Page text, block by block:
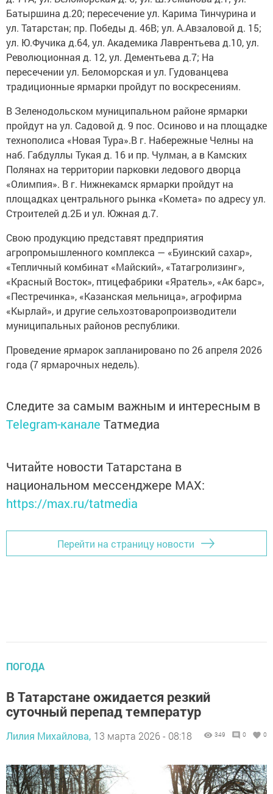
Батыршина д.20; пересечение ул. Карима Тинчурина и
ул. Татарстан; пр. Победы д. 46В; ул. А.Авзаловой д. 15;
ул. Ю.Фучика д.64, ул. Академика Лаврентьева д.10, ул.
Революционная д. 12, ул. Дементьева д.7; На
пересечении ул. Беломорская и ул. Гудованцева
традиционные ярмарки пройдут по воскресениям.
В Зеленодольском муниципальном районе ярмарки
пройдут на ул. Садовой д. 9 пос. Осиново и на площадке
технополиса «Новая Тура».В г. Набережные Челны на
наб. Габдуллы Тукая д. 16 и пр. Чулман, а в Камских
Полянах на территории парковки ледового дворца
«Олимпия». В г. Нижнекамск ярмарки пройдут на
площадках центрального рынка «Комета» по адресу ул.
Строителей д.2Б и ул. Южная д.7.
Свою продукцию представят предприятия
агропромышленного комплекса — «Буинский сахар»,
«Тепличный комбинат «Майский», «Татагролизинг»,
«Красный Восток», птицефабрики «Яратель», «Ак барс»,
«Пестречинка», «Казанская мельница», агрофирма
«Кырлай», и другие сельхозтоваропроизводители
муниципальных районов республики.
Проведение ярмарок запланировано по 26 апреля 2026
года (7 ярмарочных недель).
Следите за самым важным и интересным в
Telegram-канале Татмедиа
Читайте новости Татарстана в
национальном мессенджере MАХ:
https://max.ru/tatmedia
Перейти на страницу новости
ПОГОДА
В Татарстане ожидается резкий
суточный перепад температур
Лилия Михайлова, 13 марта 2026 - 08:18 349 0 0